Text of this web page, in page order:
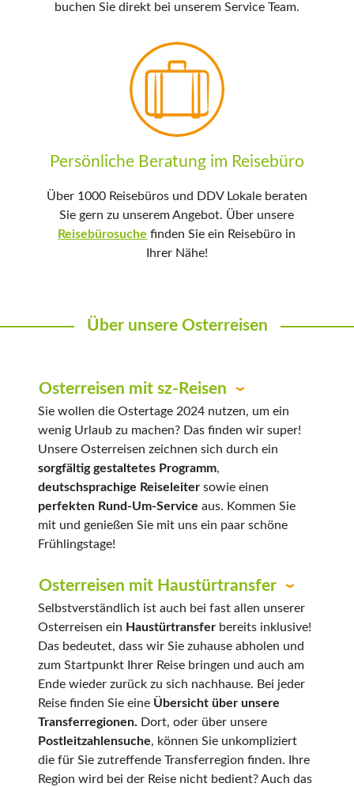
buchen Sie direkt bei unserem Service Team.
Persönliche Beratung im Reisebüro
Über 1000 Reisebüros und DDV Lokale beraten
Sie gern zu unserem Angebot. Über unsere
Reisebürosuche finden Sie ein Reisebüro in
Ihrer Nähe!
Über unsere Osterreisen
Osterreisen mit sz-Reisen
Sie wollen die Ostertage 2024 nutzen, um ein
wenig Urlaub zu machen? Das finden wir super!
Unsere Osterreisen zeichnen sich durch ein
sorgfältig gestaltetes Programm,
deutschsprachige Reiseleiter sowie einen
perfekten Rund-Um-Service aus. Kommen Sie
mit und genießen Sie mit uns ein paar schöne
Frühlingstage!
Osterreisen mit Haustürtransfer
Selbstverständlich ist auch bei fast allen unserer
Osterreisen ein Haustürtransfer bereits inklusive!
Das bedeutet, dass wir Sie zuhause abholen und
zum Startpunkt Ihrer Reise bringen und auch am
Ende wieder zurück zu sich nachhause. Bei jeder
Reise finden Sie eine Übersicht über unsere
Transferregionen. Dort, oder über unsere
Postleitzahlensuche, können Sie unkompliziert
die für Sie zutreffende Transferregion finden. Ihre
Region wird bei der Reise nicht bedient? Auch das